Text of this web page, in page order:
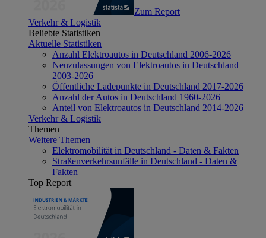
Zum Report
Verkehr & Logistik
Beliebte Statistiken
Aktuelle Statistiken
Anzahl Elektroautos in Deutschland 2006-2026
Neuzulassungen von Elektroautos in Deutschland
2003-2026
Öffentliche Ladepunkte in Deutschland 2017-2026
Anzahl der Autos in Deutschland 1960-2026
Anteil von Elektroautos in Deutschland 2014-2026
Verkehr & Logistik
Themen
Weitere Themen
Elektromobilität in Deutschland - Daten & Fakten
Straßenverkehrsunfälle in Deutschland - Daten &
Fakten
Top Report